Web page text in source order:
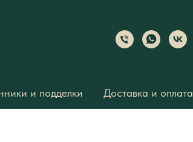
и подделки Доставка и оплата